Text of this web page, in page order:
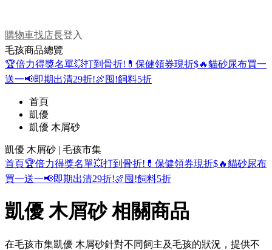
購物車找店長登入
毛孩商品總覽
🏆倍力得獎名單💥打到骨折! 💊保健領券現折$🔥貓砂尿布買一
送一📢即期出清29折!🍖囤!飼料5折
首頁
凱優
凱優 木屑砂
凱優 木屑砂 | 毛孩市集
首頁🏆倍力得獎名單💥打到骨折! 💊保健領券現折$🔥貓砂尿布
買一送一📢即期出清29折!🍖囤!飼料5折
凱優 木屑砂 相關商品
在毛孩市集凱優 木屑砂針對不同飼主及毛孩的狀況，提供不